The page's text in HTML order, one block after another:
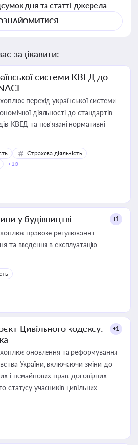
дня та статті-джерела
зацікавити:
системи КВЕД до
перехід української системи
діяльності до стандартів
КВЕД та пов'язані нормативні
Страхова діяльність
+13
у будівництві +1
правове регулювання
та введення в експлуатацію
Цивільного кодексу:
+1
оновлення та реформування
України, включаючи зміни до
і немайнових прав, договірних
статусу учасників цивільних